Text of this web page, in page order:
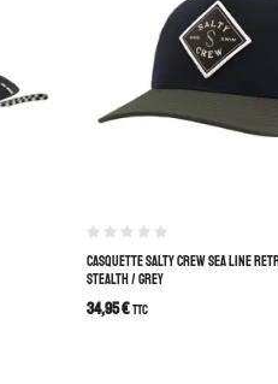
CASQUETTE SALTY CREW SEA LINE
STEALTH / GREY
34,95€TTC